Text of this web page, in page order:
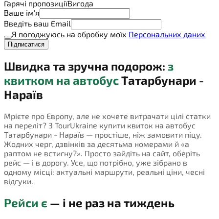
Гарячі пропозиціїВигода
Ваше ім'я
Введіть ваш Email
Я погоджуюсь на обробку моїх Персональних даних
Підписатися
Швидка та зручна подорож: з
квитком на автобусТатарбунари -
Нараїв
Мрієте про Європу, але не хочете витрачати цілі статки
на переліт? З TourUkraine купити квиток на автобус
Татарбунари - Нараїв — простіше, ніж замовити піцу.
Жодних черг, дзвінків за десятьма номерами й «а
раптом не встигну?». Просто зайдіть на сайт, оберіть
рейс — і в дорогу. Усе, що потрібно, уже зібрано в
одному місці: актуальні маршрути, реальні ціни, чесні
відгуки.
Рейси є — і не раз на тиждень